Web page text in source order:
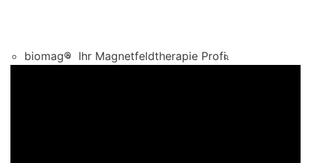
biomag® Ihr Magnetfeldtherapie Profi.